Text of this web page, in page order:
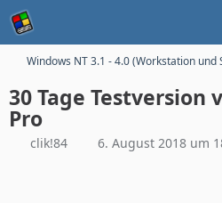
Windows NT 3.1 - 4.0 (Workstation und
30 Tage Testversion
Pro
clik!84 6. August 2018 um